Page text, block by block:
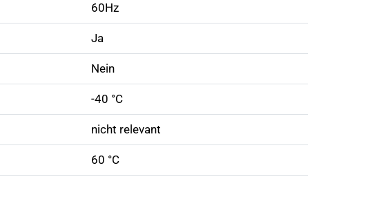
60Hz
Ja
Nein
-40 °C
nicht relevant
60 °C